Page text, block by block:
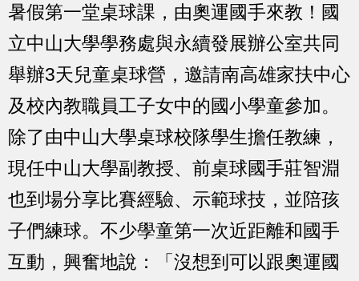
暑假第一堂桌球課，由奧運國手來教！國
立中山大學學務處與永續發展辦公室共同
舉辦3天兒童桌球營，邀請南高雄家扶中心
及校內教職員工子女中的國小學童參加。
除了由中山大學桌球校隊學生擔任教練，
現任中山大學副教授、前桌球國手莊智淵
也到場分享比賽經驗、示範球技，並陪孩
子們練球。不少學童第一次近距離和國手
互動，興奮地說：「沒想到可以跟奧運國